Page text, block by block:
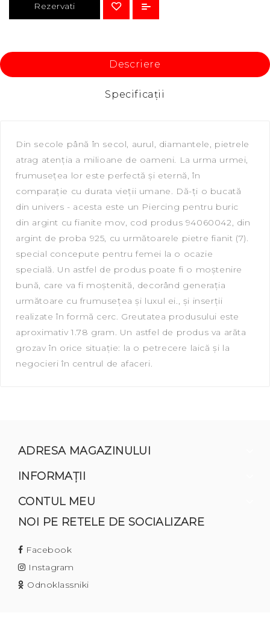
Rezervati
Descriere
Specificaţii
Din secole până în secol, aurul, diamantele, pietrele
atrag atenția a milioane de oameni. La urma urmei,
frumusețea lor este perfectă și eternă, în
comparație cu durata vieții umane. Dă-ți o bucată
din univers - acesta este un Piercing pentru buric
din argint cu fianite mov, сod produs 94060042, din
argint de proba 925, cu următoarele pietre fianit (7).
special concepute pentru femei la o ocazie
specială. Un astfel de produs poate fi o moștenire
bună, care va fi moștenită, decorând generația
următoare cu frumusețea și luxul ei., și inserții
realizate în formă cerc. Greutatea produsului este
aproximativ 1.78 gram. Un astfel de produs va arăta
grozav în orice situație: la o petrecere laică și la
negocieri în centrul de afaceri.
ADRESA MAGAZINULUI
INFORMAŢII
CONTUL MEU
NOI PE RETELE DE SOCIALIZARE
Facebook
Instagram
Odnoklassniki